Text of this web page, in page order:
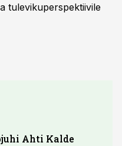
tulevikuperspektiivile
Ahti Kalde